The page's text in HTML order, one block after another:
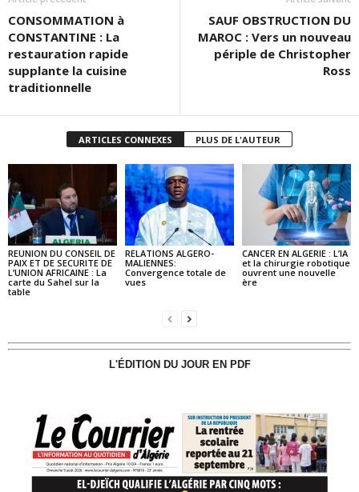
CONSOMMATION à
CONSTANTINE : La
restauration rapide
supplante la cuisine
traditionnelle
SAUF OBSTRUCTION DU
MAROC : Vers un nouveau
périple de Christopher
Ross
ARTICLES CONNEXES PLUS DE L'AUTEUR
REUNION DU CONSEIL DE
PAIX ET DE SECURITE DE
L’UNION AFRICAINE : La
carte du Sahel sur la
table
RELATIONS ALGERO-
MALIENNES:
Convergence totale de
vues
CANCER EN ALGERIE : L’IA
et la chirurgie robotique
ouvrent une nouvelle
ère
L'ÉDITION DU JOUR EN PDF